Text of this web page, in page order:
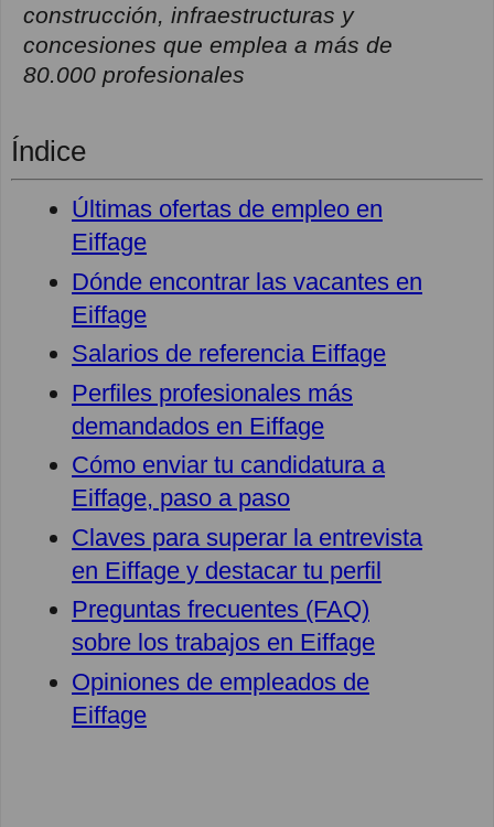
construcción, infraestructuras y
concesiones que emplea a más de
80.000 profesionales
Índice
Últimas ofertas de empleo en
Eiffage
Dónde encontrar las vacantes en
Eiffage
Salarios de referencia Eiffage
Perfiles profesionales más
demandados en Eiffage
Cómo enviar tu candidatura a
Eiffage, paso a paso
Claves para superar la entrevista
en Eiffage y destacar tu perfil
Preguntas frecuentes (FAQ)
sobre los trabajos en Eiffage
Opiniones de empleados de
Eiffage